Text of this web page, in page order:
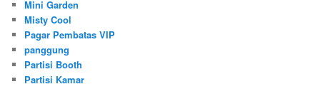
Mini Garden
Misty Cool
Pagar Pembatas VIP
panggung
Partisi Booth
Partisi Kamar